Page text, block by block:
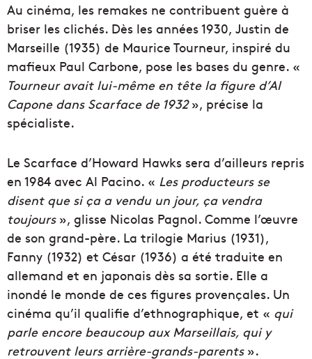
Au cinéma, les remakes ne contribuent guère à
briser les clichés. Dès les années 1930, Justin de
Marseille (1935) de Maurice Tourneur, inspiré du
mafieux Paul Carbone, pose les bases du genre. «
Tourneur avait lui-même en tête la figure d’Al
Capone dans Scarface de 1932», précise la
spécialiste.
Le Scarface d’Howard Hawks sera d’ailleurs repris
en 1984 avec Al Pacino. « Les producteurs se
disent que si ça a vendu un jour, ça vendra
toujours», glisse Nicolas Pagnol. Comme l’œuvre
de son grand-père. La trilogie Marius (1931),
Fanny (1932) et César (1936) a été traduite en
allemand et en japonais dès sa sortie. Elle a
inondé le monde de ces figures provençales. Un
cinéma qu’il qualifie d’ethnographique, et « qui
parle encore beaucoup aux Marseillais, qui y
retrouvent leurs arrière-grands-parents».